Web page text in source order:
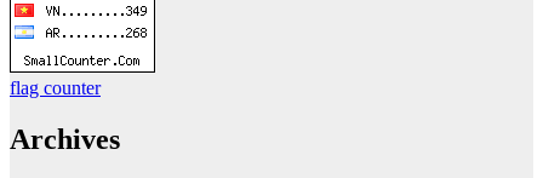
flag counter
Archives